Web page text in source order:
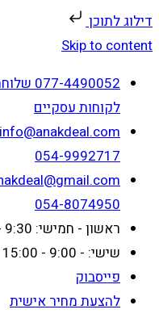
דילוג לתוכן
Skip to content
לקוחות עסקיים
054-9992717
054-8074950
ראשון - חמישי: 9:30 - 20:00
שישי: - 9:00 - 15:00
פייסבוק
להצעת מחיר אישית